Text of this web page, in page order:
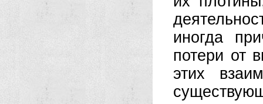
иногда
потери от
этих